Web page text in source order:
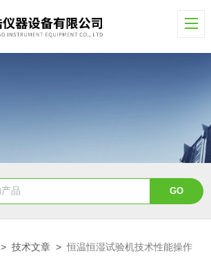
>技术文章 >恒温恒湿试验机技术性能操作